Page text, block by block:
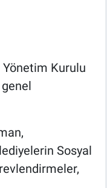
Yönetim Kurulu
Sosyal